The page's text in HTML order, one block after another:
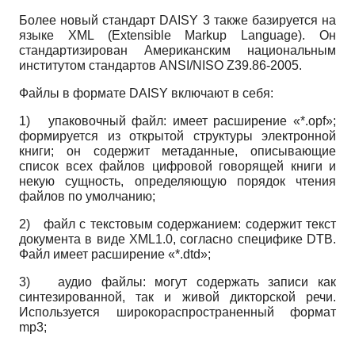
Более новый стандарт DAISY 3 также базируется на
языке XML (Extensible Markup Language). Он
стандартизирован Американским национальным
институтом стандартов ANSI/NISO Z39.86-2005.
Файлы в формате DAISY включают в себя:
1) упаковочный файл: имеет расширение «*.opf»;
формируется из открытой структуры электронной
книги; он содержит метаданные, описывающие
список всех файлов цифровой говорящей книги и
некую сущность, определяющую порядок чтения
файлов по умолчанию;
2) файл с текстовым содержанием: содержит текст
документа в виде XML1.0, согласно специфике DTB.
Файл имеет расширение «*.dtd»;
3) аудио файлы: могут содержать записи как
синтезированной, так и живой дикторской речи.
Используется широкораспространен­ный формат
mp3;